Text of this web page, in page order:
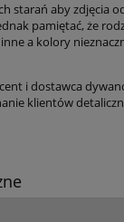
starań aby zdjęcia
pamiętać, że
a kolory
i dostawca
klientów